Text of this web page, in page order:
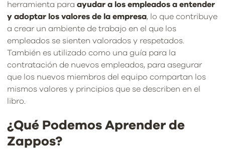
herramienta para ayudar a los empleados a entender
y adoptar los valores de la empresa, lo que contribuye
a crear un ambiente de trabajo en el que los
empleados se sienten valorados y respetados.
También es utilizado como una guía para la
contratación de nuevos empleados, para asegurar
que los nuevos miembros del equipo compartan los
mismos valores y principios que se describen en el
libro.
¿Qué Podemos Aprender de
Zappos?